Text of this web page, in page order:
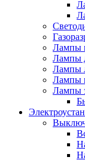
Лампы
Лампы
Лампы
Лампы
Лампы